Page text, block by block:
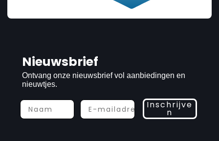
Nieuwsbrief
Ontvang onze nieuwsbrief vol aanbiedingen en
nieuwtjes.
Inschrijve
n